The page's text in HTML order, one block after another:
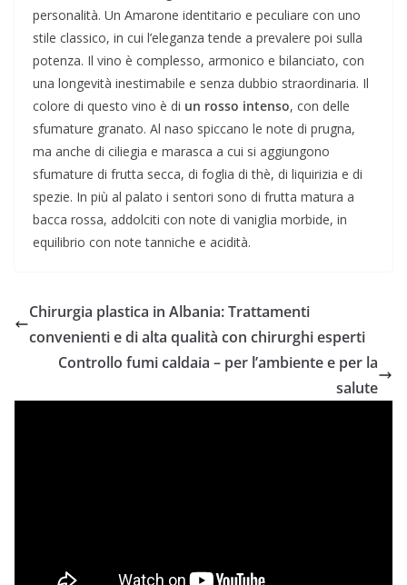
personalità. Un Amarone identitario e peculiare con uno
stile classico, in cui l’eleganza tende a prevalere poi sulla
potenza. Il vino è complesso, armonico e bilanciato, con
una longevità inestimabile e senza dubbio straordinaria. Il
colore di questo vino è di un rosso intenso, con delle
sfumature granato. Al naso spiccano le note di prugna,
ma anche di ciliegia e marasca a cui si aggiungono
sfumature di frutta secca, di foglia di thè, di liquirizia e di
spezie. In più al palato i sentori sono di frutta matura a
bacca rossa, addolciti con note di vaniglia morbide, in
equilibrio con note tanniche e acidità.
Chirurgia plastica in Albania: Trattamenti
convenienti e di alta qualità con chirurghi esperti
Controllo fumi caldaia – per l’ambiente e per la
salute